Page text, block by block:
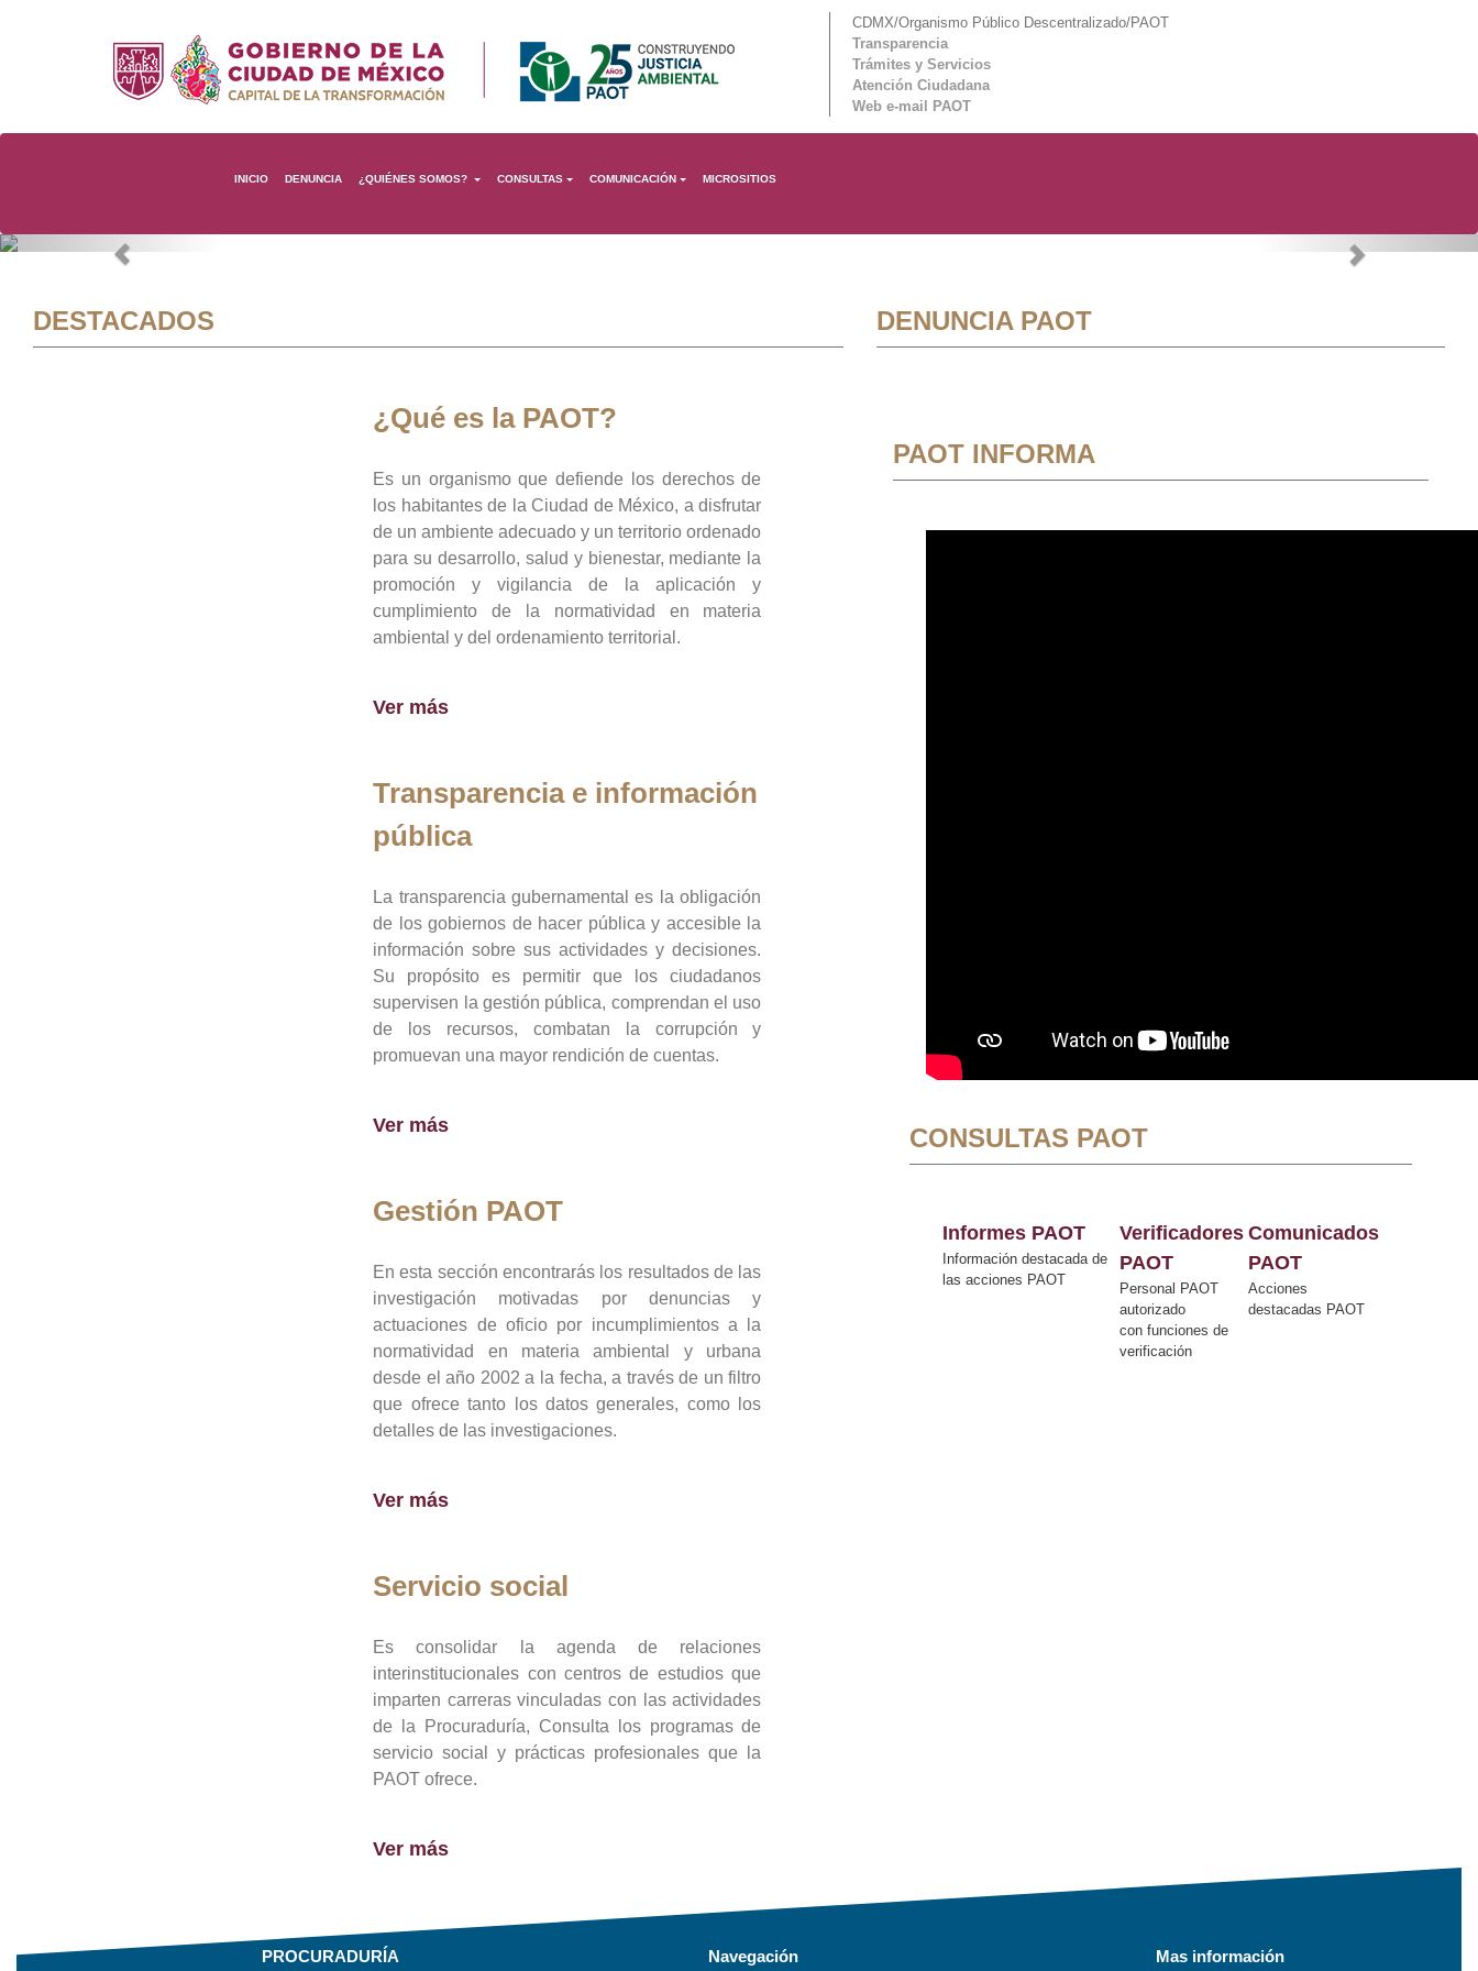
CDMX/Organismo Público Descentralizado/PAOT
Transparencia
Trámites y Servicios
Atención Ciudadana
Web e-mail PAOT
INICIO DENUNCIA ¿QUIÉNES SOMOS? CONSULTAS COMUNICACIÓN MICROSITIOS
Previous Next
DESTACADOS
¿Qué es la PAOT?
Es un organismo que defiende los derechos de
los habitantes de la Ciudad de México, a disfrutar
de un ambiente adecuado y un territorio ordenado
para su desarrollo, salud y bienestar, mediante la
promoción y vigilancia de la aplicación y
cumplimiento de la normatividad en materia
ambiental y del ordenamiento territorial.
Ver más
Transparencia e información
pública
La transparencia gubernamental es la obligación
de los gobiernos de hacer pública y accesible la
información sobre sus actividades y decisiones.
Su propósito es permitir que los ciudadanos
supervisen la gestión pública, comprendan el uso
de los recursos, combatan la corrupción y
promuevan una mayor rendición de cuentas.
Ver más
Gestión PAOT
En esta sección encontrarás los resultados de las
investigación motivadas por denuncias y
actuaciones de oficio por incumplimientos a la
normatividad en materia ambiental y urbana
desde el año 2002 a la fecha, a través de un filtro
que ofrece tanto los datos generales, como los
detalles de las investigaciones.
Ver más
Servicio social
Es consolidar la agenda de relaciones
interinstitucionales con centros de estudios que
imparten carreras vinculadas con las actividades
de la Procuraduría, Consulta los programas de
servicio social y prácticas profesionales que la
PAOT ofrece.
Ver más
DENUNCIA PAOT
PAOT INFORMA
CONSULTAS PAOT
Informes PAOT
Información destacada de
las acciones PAOT
Verificadores
PAOT
Personal PAOT
autorizado
con funciones de
verificación
Comunicados
PAOT
Acciones
destacadas PAOT
PROCURADURÍA Navegación Mas información